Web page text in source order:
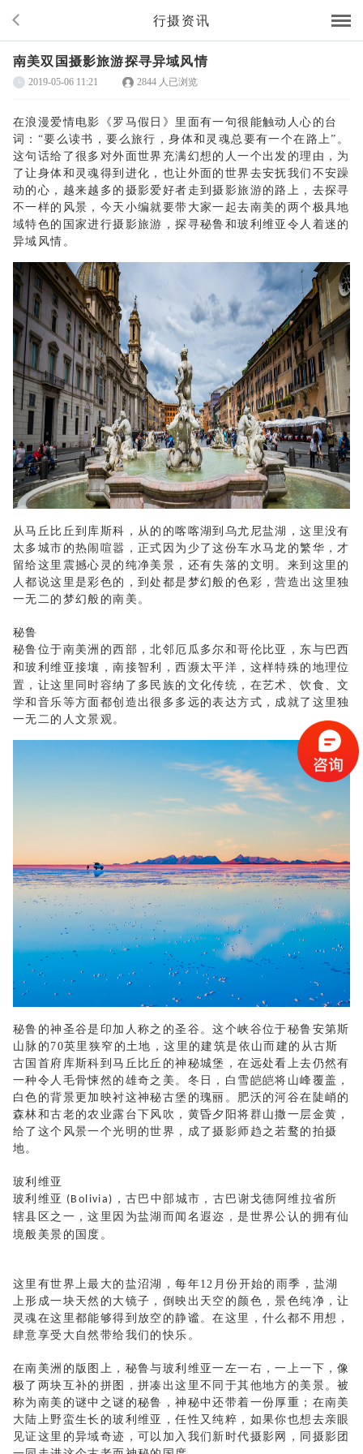
行摄资讯
南美双国摄影旅游探寻异域风情
2019-05-06 11:21 2844 人已浏览
在浪漫爱情电影《罗马假日》里面有一句很能触动人心的台
词： “要么读书，要么旅行，身体和灵魂总要有一个在路上”。
这句话给了很多对外面世界充满幻想的人一个出发的理由，为
了让身体和灵魂得到进化，也让外面的世界去安抚我们不安躁
动的心，越来越多的摄影爱好者走到摄影旅游的路上，去探寻
不一样的风景，今天小编就要带大家一起去南美的两个极具地
域特色的国家进行摄影旅游，探寻秘鲁和玻利维亚令人着迷的
异域风情。
从马丘比丘到库斯科，从的的喀喀湖到乌尤尼盐湖，这里没有
太多城市的热闹喧嚣，正式因为少了这份车水马龙的繁华，才
留给这里震撼心灵的纯净美景，还有失落的文明。来到这里的
人都说这里是彩色的，到处都是梦幻般的色彩，营造出这里独
一无二的梦幻般的南美。
秘鲁
秘鲁位于南美洲的西部，北邻厄瓜多尔和哥伦比亚 ，东与 巴西
和玻利维亚接壤，南接智利 ，西濒 太平洋 ，这样特殊的地理位
置，让这里同时容纳了多民族的文化传统，在艺术、饮食、文
学和音乐等方面都创造出很多多远的表达方式，成就了这里独
一无二的人文景观。
秘鲁的神圣谷是印加人称之的圣谷。这个峡谷位于秘鲁安第斯
山脉的 70英里狭窄的土地，这里的建筑是依山而建的从古斯
古国首府库斯科到马丘比丘的神秘城堡，在远处看上去仍然有
一种令人毛骨悚然的雄奇之美。冬日，白雪皑皑将山峰覆盖，
白色的背景更加映衬这神秘古堡的瑰丽。肥沃的河谷在陡峭的
森林和古老的农业露台下风吹，黄昏夕阳将群山撒一层金黄，
给了这个风景一个光明的世界，成了摄影师趋之若鹜的拍摄
地。
玻利维亚
玻利维亚 (Bolivia) ，古巴 中部 城市，古巴 谢戈德阿维拉省所
辖县区之一 ，这里因为盐湖而闻名遐迩，是世界公认的拥有仙
境般美景的国度。
这里有世界上最大的盐沼湖，每年12 月份开始的雨季，盐湖
上形成一块天然的大镜子，倒映出天空的颜色，景色纯净，让
灵魂在这里都能够得到放空的静谧。在这里，什么都不用想，
肆意享受大自然带给我们的快乐。
在南美洲的版图上，秘鲁与玻利维亚一左一右，一上一下，像
极了两块互补的拼图，拼凑出这里不同于其他地方的美景。被
称为南美的谜中之谜的秘鲁，神秘中还带着一份厚重；在南美
大陆上野蛮生长的玻利维亚，任性又纯粹，如果你也想去亲眼
见证这里的异域奇迹，可以加入我们新时代摄影网，同摄影团